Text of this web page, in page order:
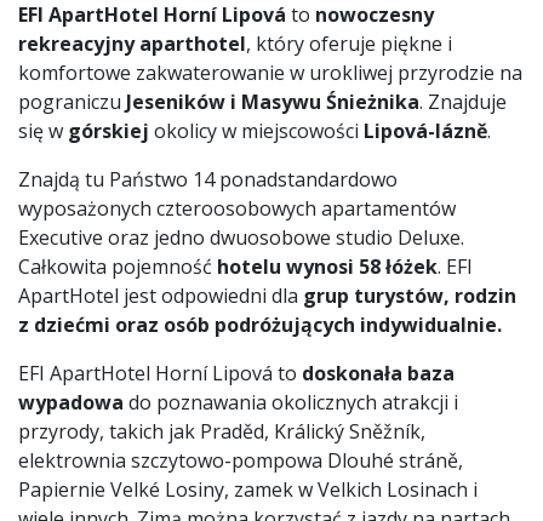
EFI ApartHotel Horní Lipová to nowoczesny
rekreacyjny aparthotel, który oferuje piękne i
komfortowe zakwaterowanie w urokliwej przyrodzie na
pograniczu Jeseników i Masywu Śnieżnika. Znajduje
się w górskiej okolicy w miejscowości Lipová-lázně.
Znajdą tu Państwo 14 ponadstandardowo
wyposażonych czteroosobowych apartamentów
Executive oraz jedno dwuosobowe studio Deluxe.
Całkowita pojemność hotelu wynosi 58 łóżek. EFI
ApartHotel jest odpowiedni dla grup turystów, rodzin
z dziećmi oraz osób podróżujących indywidualnie.
EFI ApartHotel Horní Lipová to doskonała baza
wypadowa do poznawania okolicznych atrakcji i
przyrody, takich jak Praděd, Králický Sněžník,
elektrownia szczytowo-pompowa Dlouhé stráně,
Papiernie Velké Losiny, zamek w Velkich Losinach i